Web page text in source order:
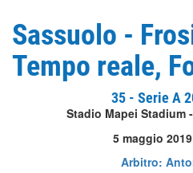
Sassuolo -
Tempo reale,
35 - Serie A
Stadio Mapei Stadium
5 maggio
Arbitro: